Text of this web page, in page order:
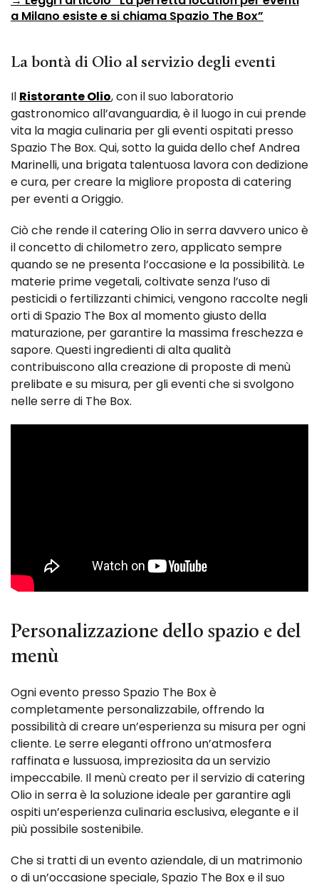
a Milano esiste e si chiama Spazio The Box”
La bontà di Olio al servizio degli eventi
Il Ristorante Olio, con il suo laboratorio
gastronomico all’avanguardia, è il luogo in cui prende
vita la magia culinaria per gli eventi ospitati presso
Spazio The Box. Qui, sotto la guida dello chef Andrea
Marinelli, una brigata talentuosa lavora con dedizione
e cura, per creare la migliore proposta di catering
per eventi a Origgio.
Ciò che rende il catering Olio in serra davvero unico è
il concetto di chilometro zero, applicato sempre
quando se ne presenta l’occasione e la possibilità. Le
materie prime vegetali, coltivate ​​senza l’uso di
pesticidi o fertilizzanti chimici, vengono raccolte negli
orti di Spazio The Box al momento giusto della
maturazione, per garantire la massima freschezza e
sapore. Questi ingredienti di alta qualità
contribuiscono alla creazione di proposte di menù
prelibate e su misura, per gli eventi che si svolgono
nelle serre di The Box.
Personalizzazione dello spazio e del
menù
Ogni evento presso Spazio The Box è
completamente personalizzabile, offrendo la
possibilità di creare un’esperienza su misura per ogni
cliente. Le serre eleganti offrono un’atmosfera
raffinata e lussuosa, impreziosita da un servizio
impeccabile. Il menù creato per il servizio di catering
Olio in serra è la soluzione ideale per garantire agli
ospiti un’esperienza culinaria esclusiva, elegante e il
più possibile sostenibile.
Che si tratti di un evento aziendale, di un matrimonio
o di un’occasione speciale, Spazio The Box e il suo